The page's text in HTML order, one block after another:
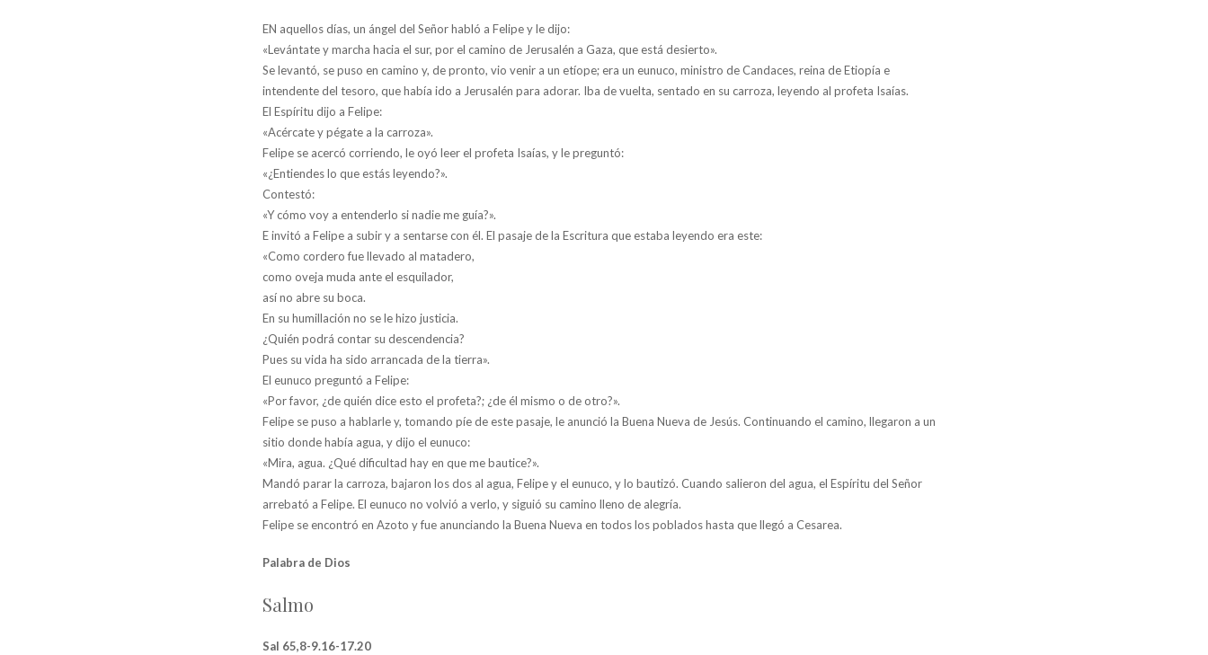
EN aquellos días, un ángel del Señor habló a Felipe y le dijo:
«Levántate y marcha hacia el sur, por el camino de Jerusalén a Gaza, que está desierto».
Se levantó, se puso en camino y, de pronto, vio venir a un etíope; era un eunuco, ministro de Candaces, reina de Etiopía e
intendente del tesoro, que había ido a Jerusalén para adorar. Iba de vuelta, sentado en su carroza, leyendo al profeta Isaías.
El Espíritu dijo a Felipe:
«Acércate y pégate a la carroza».
Felipe se acercó corriendo, le oyó leer el profeta Isaías, y le preguntó:
«¿Entiendes lo que estás leyendo?».
Contestó:
«Y cómo voy a entenderlo si nadie me guía?».
E invitó a Felipe a subir y a sentarse con él. El pasaje de la Escritura que estaba leyendo era este:
«Como cordero fue llevado al matadero,
como oveja muda ante el esquilador,
así no abre su boca.
En su humillación no se le hizo justicia.
¿Quién podrá contar su descendencia?
Pues su vida ha sido arrancada de la tierra».
El eunuco preguntó a Felipe:
«Por favor, ¿de quién dice esto el profeta?; ¿de él mismo o de otro?».
Felipe se puso a hablarle y, tomando píe de este pasaje, le anunció la Buena Nueva de Jesús. Continuando el camino, llegaron a un
sitio donde había agua, y dijo el eunuco:
«Mira, agua. ¿Qué dificultad hay en que me bautice?».
Mandó parar la carroza, bajaron los dos al agua, Felipe y el eunuco, y lo bautizó. Cuando salieron del agua, el Espíritu del Señor
arrebató a Felipe. El eunuco no volvió a verlo, y siguió su camino lleno de alegría.
Felipe se encontró en Azoto y fue anunciando la Buena Nueva en todos los poblados hasta que llegó a Cesarea.
Palabra de Dios
Salmo
Sal 65,8-9.16-17.20